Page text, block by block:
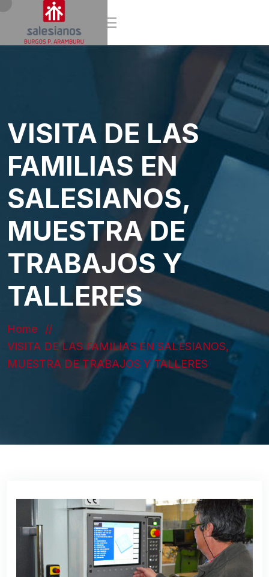
VISITA DE LAS
FAMILIAS EN
SALESIANOS,
MUESTRA DE
TRABAJOS Y
TALLERES
Home
VISITA DE LAS FAMILIAS EN SALESIANOS,
MUESTRA DE TRABAJOS Y TALLERES